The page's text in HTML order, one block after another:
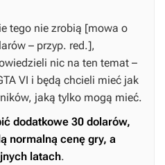
tego nie zrobią [mowa o
– przyp. red.],
nic na ten temat –
VI i będą chcieli mieć jak
jaką tylko mogą mieć.
dodatkowe 30 dolarów,
normalną cenę gry, a
latach.